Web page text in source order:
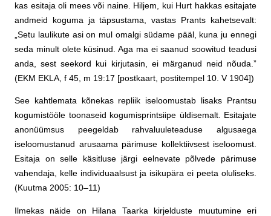
kas esitaja oli mees või naine. Hiljem, kui Hurt hakkas esitajate
andmeid koguma ja täpsustama, vastas Prants kahetsevalt:
„Setu laulikute asi on mul omalgi südame pääl, kuna ju ennegi
seda minult olete küsinud. Aga ma ei saanud soowitud teadusi
anda, sest seekord kui kirjutasin, ei märganud neid nõuda.”
(EKM EKLA, f 45, m 19:17 [postkaart, postitempel 10. V 1904])
See kahtlemata kõnekas repliik iseloomustab lisaks Prantsu
kogumistööle toonaseid kogumisprintsiipe üldisemalt. Esitajate
anonüümsus peegeldab rahvaluuleteaduse algusaega
iseloomustanud arusaama pärimuse kollektiivsest iseloomust.
Esitaja on selle käsitluse järgi eelnevate põlvede pärimuse
vahendaja, kelle individuaalsust ja isikupära ei peeta oluliseks.
(Kuutma 2005: 10–11)
Ilmekas näide on Hilana Taarka kirjelduste muutumine eri